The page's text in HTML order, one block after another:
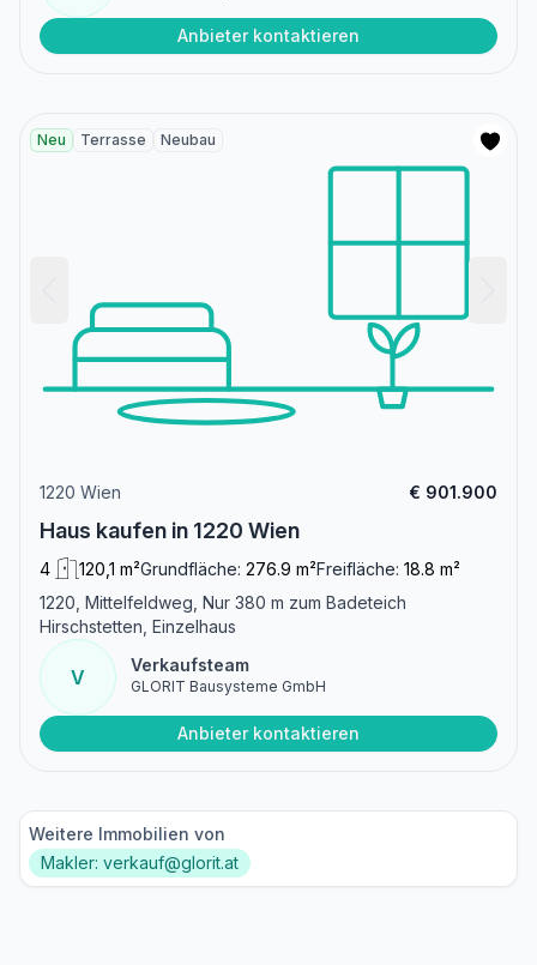
Anbieter kontaktieren
Neu Terrasse Neubau
1220 Wien € 901.900
Haus kaufen in 1220 Wien
4 120,1 m²Grundfläche: 276.9 m²Freifläche: 18.8 m²
1220, Mittelfeldweg, Nur 380 m zum Badeteich
Hirschstetten, Einzelhaus
V
Verkaufsteam
GLORIT Bausysteme GmbH
Anbieter kontaktieren
Weitere Immobilien von
Makler: verkauf@glorit.at